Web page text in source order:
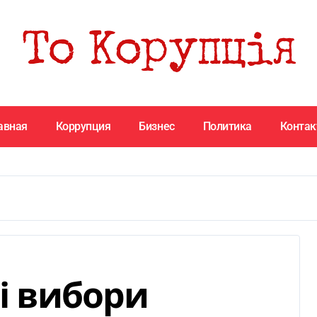
Коррупция Бизнес Политика
вибори